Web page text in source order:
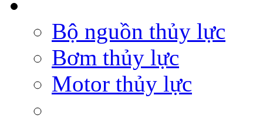
Bộ nguồn thủy lực
Bơm thủy lực
Motor thủy lực